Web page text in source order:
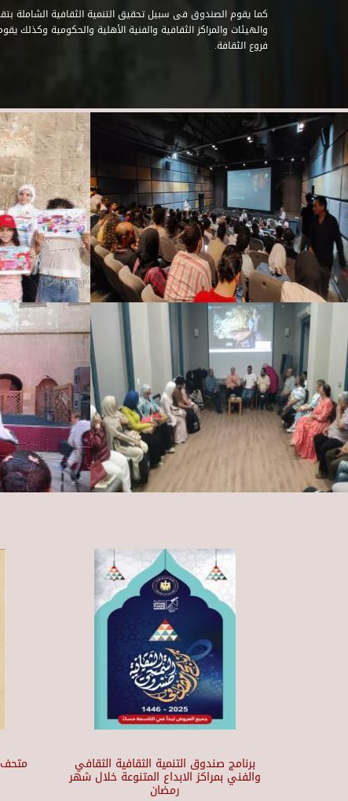
كما يقوم الصندوق فى سبيل تحقيق التنمية الثقافية الشاملة
والهيئات والمراكز الثقافية والفنية الأهلية والحكومية وكذلك
فروع الثقافة.
برنامج صندوق التنمية الثقافية الثقافي
والفني بمراكز الابداع المتنوعة خلال شهر
رمضان